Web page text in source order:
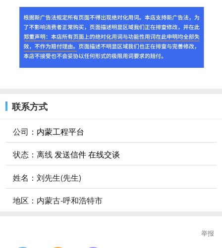
联系方式
公司： 内蒙工程平台
状态：离线 发送信件在线交谈
姓名：刘先生(先生)
地区：内蒙古-呼和浩特市
举报